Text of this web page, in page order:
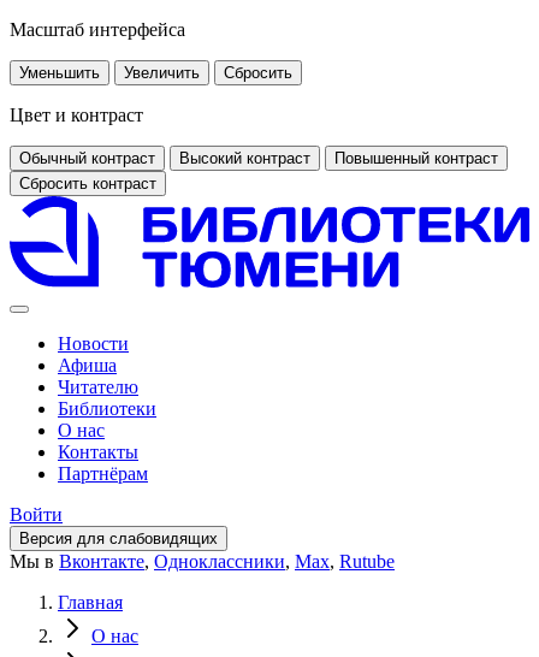
Масштаб интерфейса
Уменьшить Увеличить Сбросить
Цвет и контраст
Обычный контраст Высокий контраст
Повышенный контраст
Сбросить контраст
Новости
Афиша
Читателю
Библиотеки
О нас
Контакты
Партнёрам
Войти
Версия для слабовидящих
Мы в Вконтакте, Одноклассники, Max, Rutube
Главная
О нас